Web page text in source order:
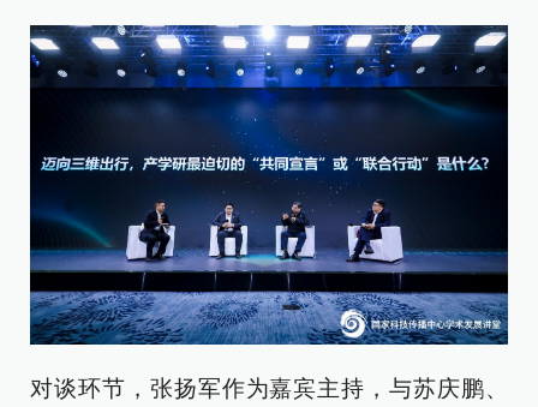
对谈环节，张扬军作为嘉宾主持，与苏庆鹏、